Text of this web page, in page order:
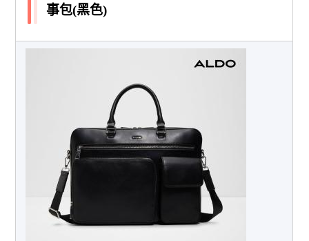
事包(黑色)